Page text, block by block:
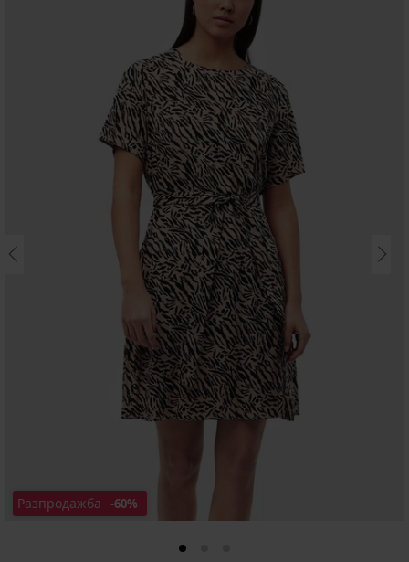
Разпродажба -60%